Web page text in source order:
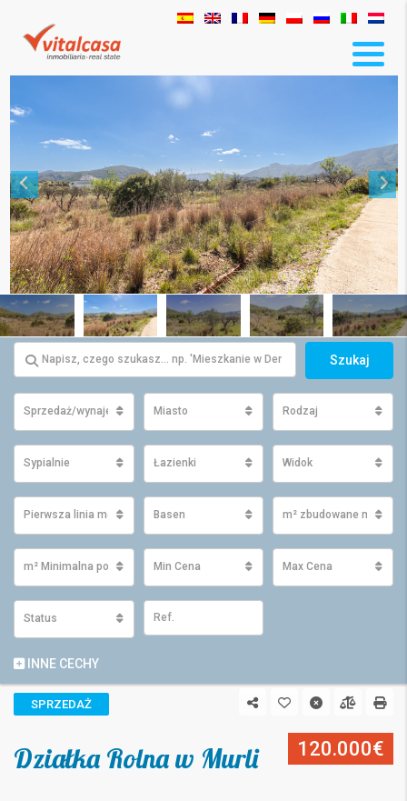
Szukaj
Sprzedaż/wynajem Miasto Rodzaj
Sypialnie Łazienki Widok
Pierwsza linia morza Basen m² zbudowane
m² Minimalna powierzchnia działki
Min Cena Max Cena
Status
INNE CECHY
SPRZEDAŻ
120.000€
Działka Rolna w Murli